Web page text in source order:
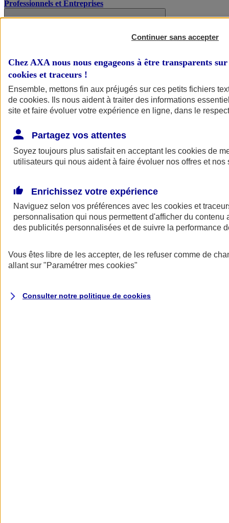
Professionnels et Entreprises
AXA Assurance
Continuer sans accepter
Chez AXA nous nous engageons à être transparents
cookies et traceurs !
Ensemble, mettons fin aux préjugés sur ces petits fichiers
de cookies. Ils nous aident à traiter des informations
site et faire évoluer votre expérience en ligne, dans le
Partagez vos attentes
Soyez toujours plus satisfait en acceptant les cookies de
utilisateurs qui nous aident à faire évoluer nos offres et nos
Enrichissez votre expérience
Naviguez selon vos préférences avec les cookies et
personnalisation qui nous permettent d'afficher du contenu
des publicités personnalisées et de suivre la performance
Vous êtes libre de les accepter, de les refuser comme de
allant sur "Paramétrer mes cookies"
Consulter notre politique de cookies